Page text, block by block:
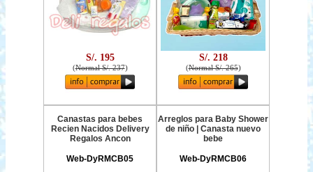
S/. 195
(Normal S/. 237)
S/. 218
(Normal S/. 265)
Canastas para bebes
Recien Nacidos Delivery
Regalos Ancon
Web-DyRMCB05
Arreglos para Baby Shower
de niño | Canasta nuevo
bebe
Web-DyRMCB06